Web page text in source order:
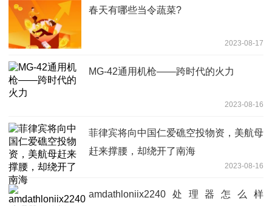
春天有哪些当令蔬菜?
2023-08-17
MG-42通用机枪——跨时代的火力
2023-08-16
菲律宾将向中国仁爱礁空投物资，美航母
赶来撑腰，却绕开了南海
2023-08-16
amdathloniix2240处理器怎么样